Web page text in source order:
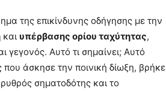
της επικίνδυνης οδήγησης με την
και υπέρβασης ορίου ταχύτητας,
γεγονός. Αυτό τι σημαίνει; Αυτό
που άσκησε την ποινική δίωξη, βρήκε
σηματοδότης και το